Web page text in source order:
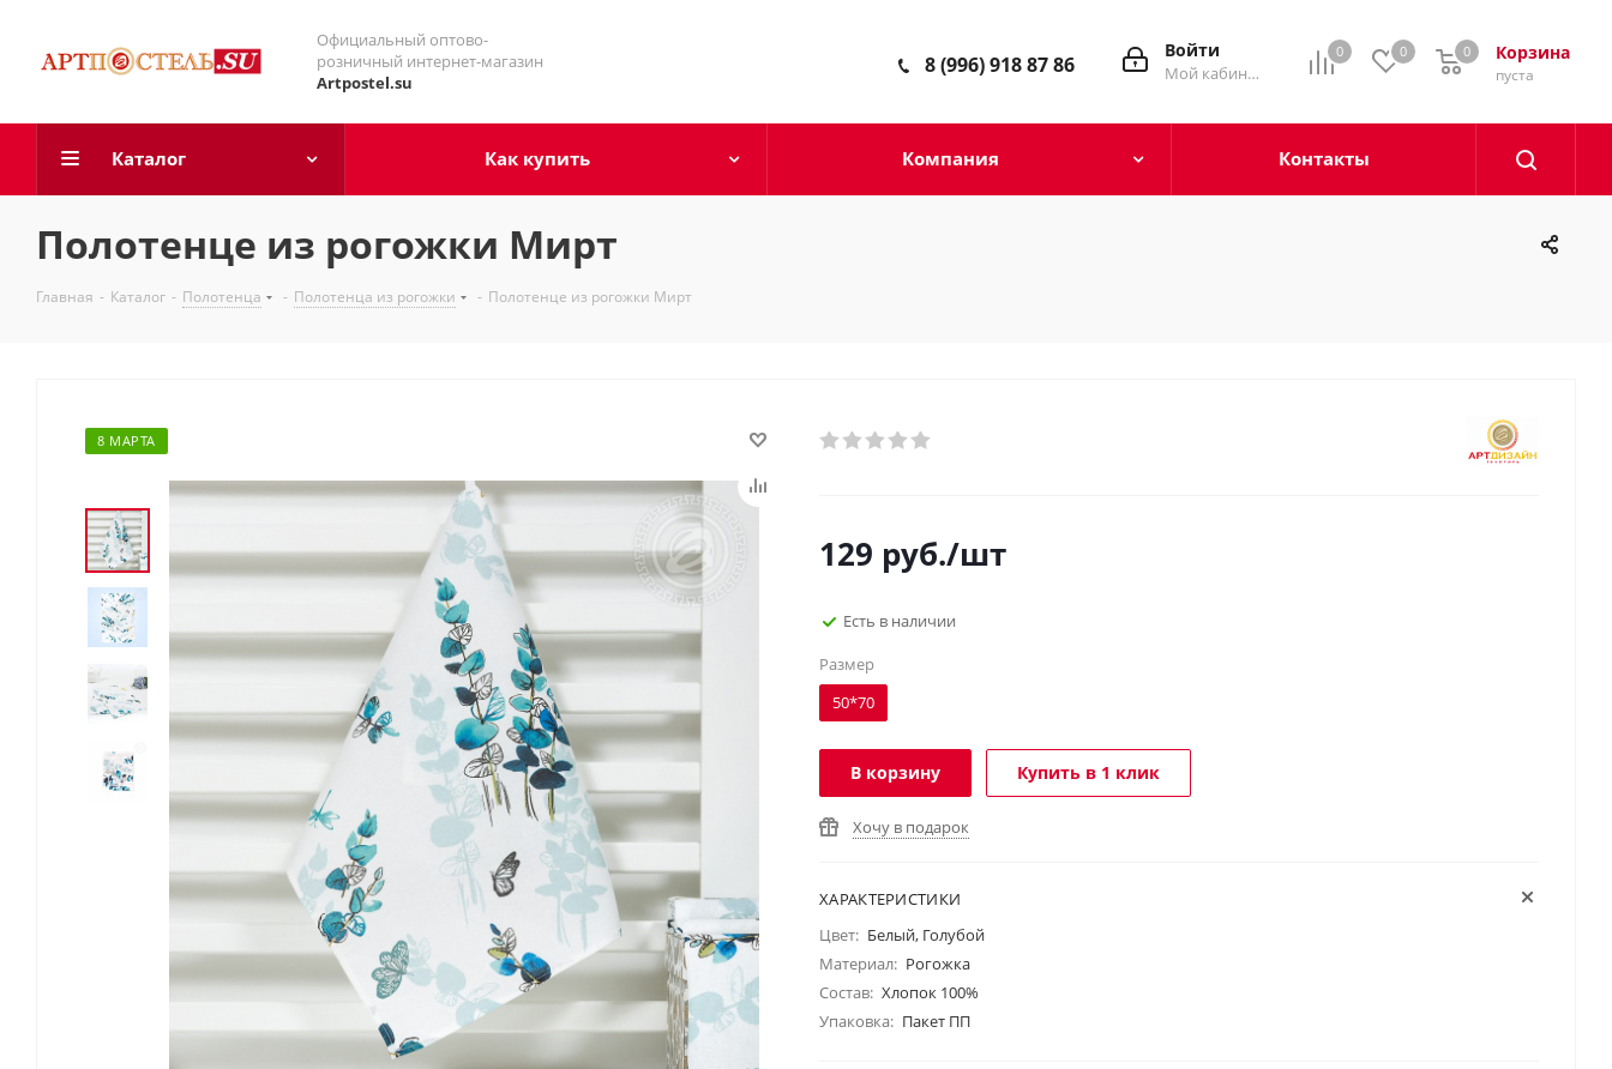
Официальный оптово-
розничный интернет-магазин
Artpostel.su
0 0 Корзина
0
пуста
0
Войти
Мой кабинет
8 (996) 918 87 86
Каталог Как купить Компания Контакты
Полотенце из рогожки Мирт
Главная - Каталог - Полотенца - Полотенца из рогожки - Полотенце из рогожки Мирт
8 МАРТА
129 руб./шт
Есть в наличии
Размер
50*70
В корзину Купить в 1 клик
Хочу в подарок
ХАРАКТЕРИСТИКИ
Цвет: Белый, Голубой
Материал: Рогожка
Состав: Хлопок 100%
Упаковка: Пакет ПП